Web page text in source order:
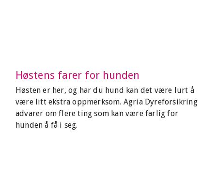
Høstens farer for hunden
Høsten er her, og har du hund kan det være lurt å
være litt ekstra oppmerksom. Agria Dyreforsikring
advarer om flere ting som kan være farlig for
hunden å få i seg.